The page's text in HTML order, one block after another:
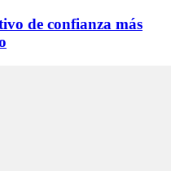
de confianza más